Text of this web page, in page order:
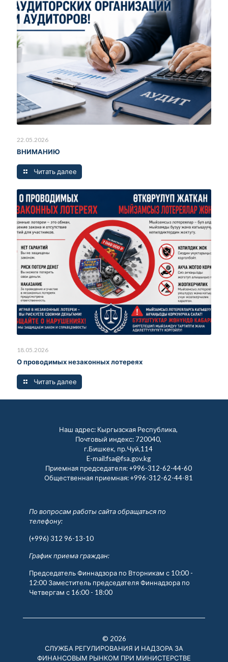
22.05.2026
ВНИМАНИЮ
Читать далее
18.05.2026
О проводимых незаконных лотереях
Читать далее
Наш адрес: Кыргызская Республика,
Почтовый индекс: 720040,
г.Бишкек, пр.Чуй,114
E-mail:fsa@fsa.gov.kg
Приемная председателя:+996-312-62-44-60
Общественная приемная:+996-312-62-44-81
По вопросам работы сайта обращаться по
телефону:
(+996) 312 96-13-10
График приема граждан:
Председатель Финнадзора по Вторникам с 10:00 -
12:00 Заместитель председателя Финнадзора по
Четвергам с 16:00 - 18:00
© 2026
СЛУЖБА РЕГУЛИРОВАНИЯ И НАДЗОРА ЗА
ФИНАНСОВЫМ РЫНКОМ ПРИ МИНИСТЕРСТВЕ